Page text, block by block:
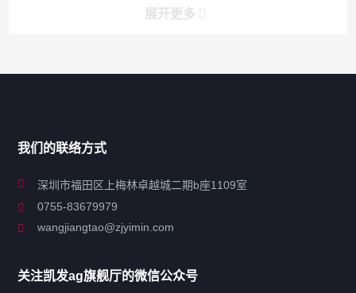
展开更多
联系凯发ag旗舰厅
我们的联络方式
深圳市福田区上梅林卓越城二期b座1109室
0755-83679979
wangjiangtao@zjyimin.com
关注凯发ag旗舰厅的微信公众号